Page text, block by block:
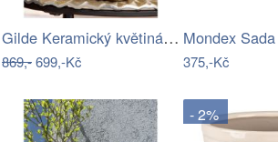
Gilde Keramický květináč Visageva Volto…
869,-699,-Kč 375,-Kč
- 2%